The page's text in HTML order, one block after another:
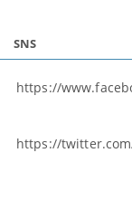
SNS
https://
https://twitter.com/